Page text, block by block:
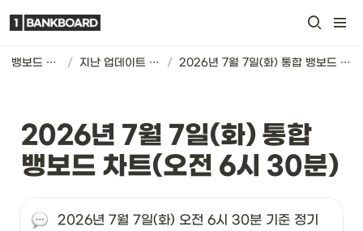
뱅보드 차트 / 지난 업데이트 기록 / 2026년 7월 7일(화) 통합 뱅보드 차트(오전 6시 30분)
2026년 7월 7일(화) 통합
뱅보드 차트(오전 6시 30분)
2026년 7월 7일(화) 오전 6시 30분 기준 정기